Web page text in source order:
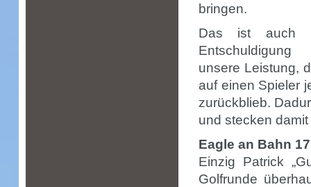
bringen.
Das ist auch
unsere Leistung,
auf einen Spieler
zurückblieb.
und stecken
Eagle an Bahn 17
Einzig Patrick
Golfrunde